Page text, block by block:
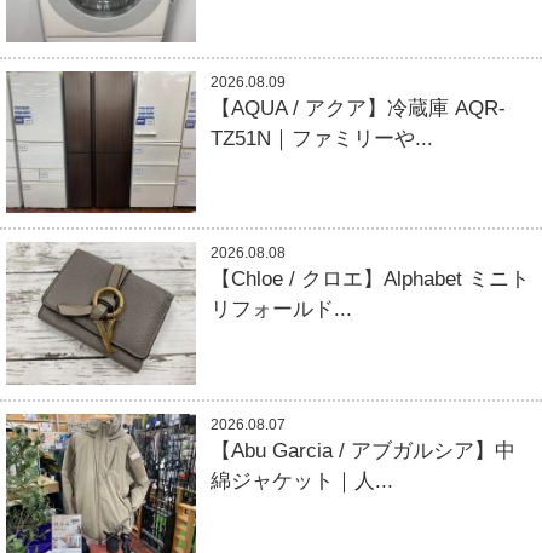
2026.08.09
【AQUA / アクア】冷蔵庫 AQR-
TZ51N｜ファミリーや...
2026.08.08
【Chloe / クロエ】Alphabet ミニト
リフォールド...
2026.08.07
【Abu Garcia / アブガルシア】中
綿ジャケット｜人...